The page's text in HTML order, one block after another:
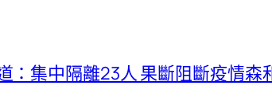
：集中隔離23人 果斷阻斷疫情森